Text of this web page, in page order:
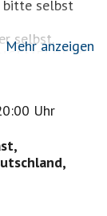
bitte selbst
selbst.
zulasse !!!
wir
an die
zu spät
gesperrt.
am
Mehr anzeigen
Uhr